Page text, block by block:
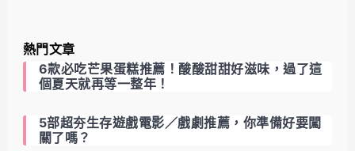
熱門文章
6款必吃芒果蛋糕推薦！酸酸甜甜好滋味，過了這
個夏天就再等一整年！
5部超夯生存遊戲電影／戲劇推薦，你準備好要闖
關了嗎？